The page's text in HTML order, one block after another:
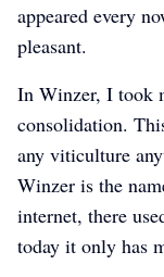
appeared every
pleasant.
In Winzer, I took
consolidation.
any viticulture
Winzer is the
internet, there
today it only has